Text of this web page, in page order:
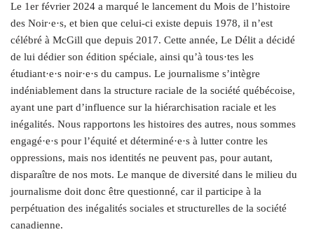
Le 1er février 2024 a marqué le lancement du Mois de l’histoire
des Noir·e·s, et bien que celui-ci existe depuis 1978, il n’est
célébré à McGill que depuis 2017. Cette année, Le Délit a décidé
de lui dédier son édition spéciale, ainsi qu’à tous·tes les
étudiant·e·s noir·e·s du campus. Le journalisme s’intègre
indéniablement dans la structure raciale de la société québécoise,
ayant une part d’influence sur la hiérarchisation raciale et les
inégalités. Nous rapportons les histoires des autres, nous sommes
engagé·e·s pour l’équité et déterminé·e·s à lutter contre les
oppressions, mais nos identités ne peuvent pas, pour autant,
disparaître de nos mots. Le manque de diversité dans le milieu du
journalisme doit donc être questionné, car il participe à la
perpétuation des inégalités sociales et structurelles de la société
canadienne.